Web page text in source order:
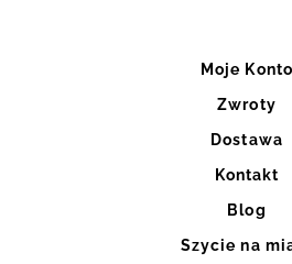
Moje Konto
Zwroty
Dostawa
Kontakt
Blog
Szycie na